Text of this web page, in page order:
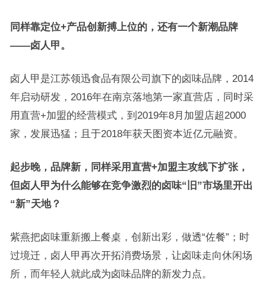
同样靠定位+产品创新搏上位的，还有一个新潮品牌
——卤人甲。
卤人甲是江苏领迅食品有限公司旗下的卤味品牌，2014
年启动研发，2016年在南京落地第一家直营店，同时采
用直营+加盟的经营模式，到2019年8月加盟店超2000
家，发展迅猛；且于2018年获天图资本近亿元融资。
起步晚，品牌新，同样采用直营+加盟主攻线下扩张，
但卤人甲为什么能够在竞争激烈的卤味“ 旧 ”市场里开出
“新”天地？
紫燕把卤味重新搬上餐桌，创新出彩，做透“佐餐”；时
过境迁，卤人甲再次开拓消费场景，让卤味走向休闲场
所，而年轻人就此成为卤味品牌的新发力点。